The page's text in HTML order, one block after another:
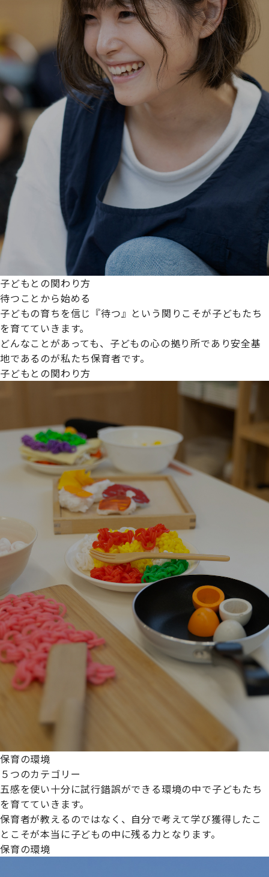
子どもとの関わり方
待つことから始める
子どもの育ちを信じ『待つ』という関りこそが子どもたち
を育てていきます。
どんなことがあっても、子どもの心の拠り所であり安全基
地であるのが私たち保育者です。
子どもとの関わり方
保育の環境
５つのカテゴリー
五感を使い十分に試行錯誤ができる環境の中で子どもたち
を育てていきます。
保育者が教えるのではなく、自分で考えて学び獲得したこ
とこそが本当に子どもの中に残る力となります。
保育の環境